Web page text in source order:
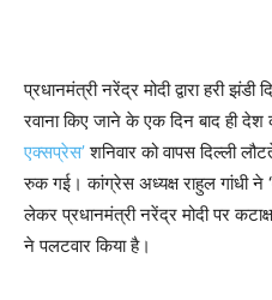
प्रधानमंत्री नरेंद्र मोदी द्वारा हरी
रवाना किए जाने के एक दिन बाद ही
एक्सप्रेस’शनिवार को वापस दिल्ली
रुक गई। कांग्रेस अध्यक्ष राहुल गांधी
लेकर प्रधानमंत्री नरेंद्र मोदी पर
ने पलटवार किया है।